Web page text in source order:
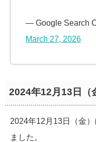
— Google Search
March 27, 2026
2024年12月13日（
2024年12月13日（金
ました。